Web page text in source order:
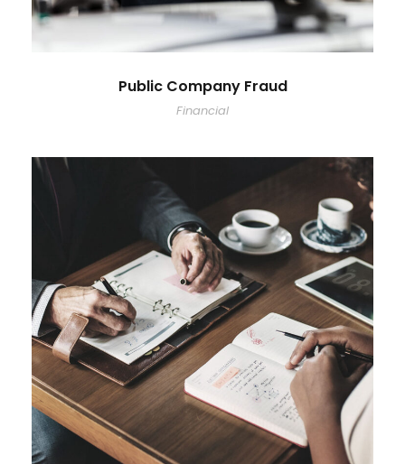
Public Company Fraud
Financial